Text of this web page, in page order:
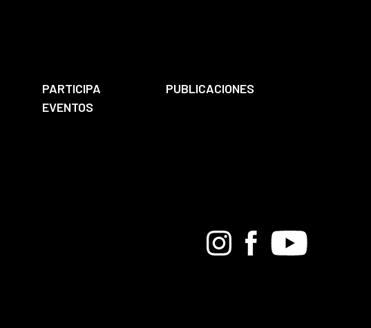
PARTICIPA
PUBLICACIONES
EVENTOS
BandcampInstagramFacebook
Youtube